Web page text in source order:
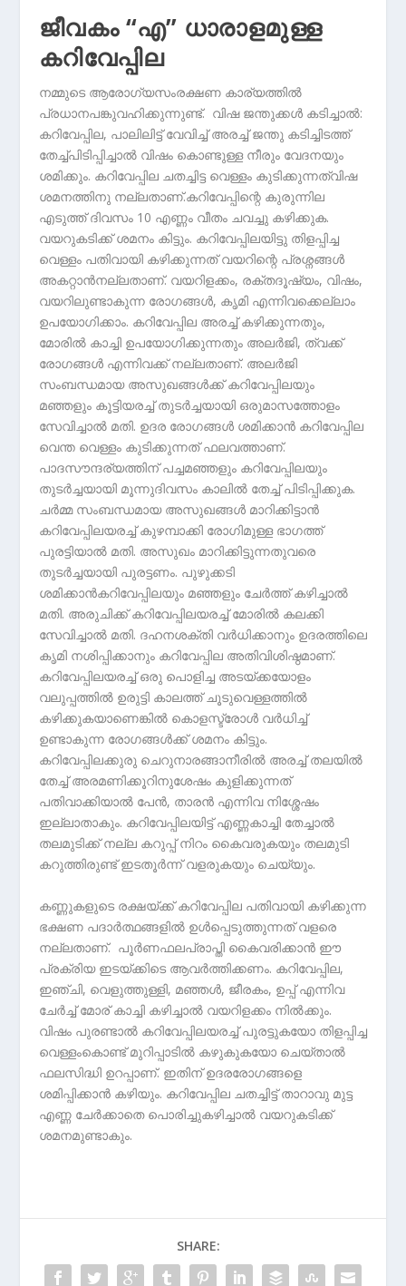
ജീവകം “എ” ധാരാളമുള്ള
കറിവേപ്പില
നമ്മുടെ ആരോഗ്യസംരക്ഷണ കാര്യത്തില്‍
പ്രധാനപങ്കുവഹിക്കുന്നുണ്ട്. വിഷ ജന്തുക്കള്‍ കടിച്ചാല്‍:
കറിവേപ്പില, പാലിലിട്ട് വേവിച്ച് അരച്ച് ജന്തു കടിച്ചിടത്ത്
തേച്ച്പിടിപ്പിച്ചാല്‍ വിഷം കൊണ്ടുള്ള നീരും വേദനയും
ശമിക്കും. കറിവേപ്പില ചതച്ചിട്ട വെള്ളം കുടിക്കുന്നത്വിഷ
ശമനത്തിനു നല്ലതാണ്.കറിവേപ്പിന്റെ കുരുന്നില
എടുത്ത് ദിവസം 10 എണ്ണം വീതം ചവച്ചു കഴിക്കുക.
വയറുകടിക്ക് ശമനം കിട്ടും. കറിവേപ്പിലയിട്ടു തിളപ്പിച്ച
വെള്ളം പതിവായി കഴിക്കുന്നത് വയറിന്റെ പ്രശ്നങ്ങള്‍
അകറ്റാന്‍നല്ലതാണ്. വയറിളക്കം, രക്തദൂഷ്യം, വിഷം,
വയറിലുണ്ടാകുന്ന രോഗങ്ങള്‍, കൃമി എന്നിവക്കെല്ലാം
ഉപയോഗിക്കാം. കറിവേപ്പില അരച്ച് കഴിക്കുന്നതും,
മോരില്‍ കാച്ചി ഉപയോഗിക്കുന്നതും അലര്‍ജി, ത്വക്ക്
രോഗങ്ങള്‍ എന്നിവക്ക് നല്ലതാണ്. അലര്‍ജി
സംബന്ധമായ അസുഖങ്ങള്‍ക്ക് കറിവേപ്പിലയും
മഞ്ഞളും കൂട്ടിയരച്ച് തുടര്‍ച്ചയായി ഒരുമാസത്തോളം
സേവിച്ചാല്‍ മതി. ഉദര രോഗങ്ങള്‍ ശമിക്കാന്‍ കറിവേപ്പില
വെന്ത വെള്ളം കുടിക്കുന്നത് ഫലവത്താണ്.
പാദസൗന്ദര്യത്തിന് പച്ചമഞ്ഞളും കറിവേപ്പിലയും
തുടര്‍ച്ചയായി മൂന്നുദിവസം കാലില്‍ തേച്ച് പിടിപ്പിക്കുക.
ചര്‍മ്മ സംബന്ധമായ അസുഖങ്ങള്‍ മാറിക്കിട്ടാന്‍
കറിവേപ്പിലയരച്ച് കുഴമ്പാക്കി രോഗിമുള്ള ഭാഗത്ത്
പുരട്ടിയാല്‍ മതി. അസുഖം മാറിക്കിട്ടുന്നതുവരെ
തുടര്‍ച്ചയായി പുരട്ടണം. പുഴുക്കടി
ശമിക്കാന്‍കറിവേപ്പിലയും മഞ്ഞളും ചേര്‍ത്ത് കഴിച്ചാല്‍
മതി. അരുചിക്ക് കറിവേപ്പിലയരച്ച് മോരില്‍ കലക്കി
സേവിച്ചാല്‍ മതി. ദഹനശക്തി വര്‍ധിക്കാനും ഉദരത്തിലെ
കൃമി നശിപ്പിക്കാനും കറിവേപ്പില അതിവിശിഷ്ഠമാണ്.
കറിവേപ്പിലയരച്ച് ഒരു പൊളിച്ച അടയ്ക്കയോളം
വലുപ്പത്തില്‍ ഉരുട്ടി കാലത്ത് ചൂടുവെള്ളത്തില്‍
കഴിക്കുകയാണെങ്കില്‍ കൊളസ്ട്രോള്‍ വര്‍ധിച്ച്
ഉണ്ടാകുന്ന രോഗങ്ങള്‍ക്ക് ശമനം കിട്ടും.
കറിവേപ്പിലക്കുരു ചെറുനാരങ്ങാനീരില്‍ അരച്ച് തലയില്‍
തേച്ച് അരമണിക്കൂറിനുശേഷം കുളിക്കുന്നത്
പതിവാക്കിയാല്‍ പേന്‍, താരന്‍ എന്നിവ നിശ്ശേഷം
ഇല്ലാതാകും. കറിവേപ്പിലയിട്ട് എണ്ണകാച്ചി തേച്ചാല്‍
തലമുടിക്ക് നല്ല കറുപ്പ് നിറം കൈവരുകയും തലമുടി
കറുത്തിരുണ്ട് ഇടതൂര്‍ന്ന് വളരുകയും ചെയ്യും.
കണ്ണുകളുടെ രക്ഷയ്ക്ക് കറിവേപ്പില പതിവായി കഴിക്കുന്ന
ഭക്ഷണ പദാര്‍ത്ഥങ്ങളില്‍ ഉള്‍പ്പെടുത്തുന്നത് വളരെ
നല്ലതാണ്. പൂര്‍ണഫലപ്രാപ്തി കൈവരിക്കാന്‍ ഈ
പ്രക്രിയ ഇടയ്ക്കിടെ ആവര്‍ത്തിക്കണം. കറിവേപ്പില,
ഇഞ്ചി, വെളുത്തുള്ളി, മഞ്ഞള്‍, ജീരകം, ഉപ്പ് എന്നിവ
ചേര്‍ച്ച് മോര് കാച്ചി കഴിച്ചാല്‍ വയറിളക്കം നില്‍ക്കും.
വിഷം പുരണ്ടാല്‍ കറിവേപ്പിലയരച്ച് പുരട്ടുകയോ തിളപ്പിച്ച
വെള്ളംകൊണ്ട് മുറിപ്പാടില്‍ കഴുകുകയോ ചെയ്താല്‍
ഫലസിദ്ധി ഉറപ്പാണ്. ഇതിന് ഉദരരോഗങ്ങളെ
ശമിപ്പിക്കാന്‍ കഴിയും. കറിവേപ്പില ചതച്ചിട്ട് താറാവു മുട്ട
എണ്ണ ചേര്‍ക്കാതെ പൊരിച്ചുകഴിച്ചാല്‍ വയറുകടിക്ക്
ശമനമുണ്ടാകും.
SHARE: